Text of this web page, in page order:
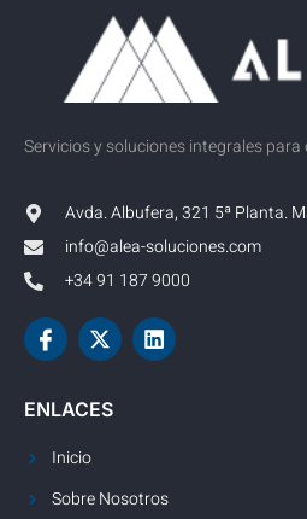
Servicios y soluciones integrales para
Avda. Albufera, 321 5ª Planta.
info@alea-soluciones.com
+34 91 187 9000
ENLACES
Inicio
Sobre Nosotros